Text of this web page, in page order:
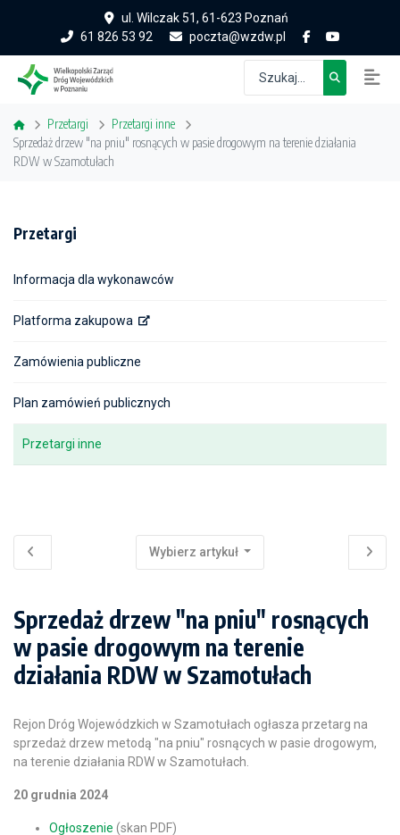
ul. Wilczak 51, 61-623 Poznań
61 826 53 92
poczta@wzdw.pl
Przetargi
Przetargi inne
Sprzedaż drzew "na pniu" rosnących w pasie drogowym na terenie działania
RDW w Szamotułach
Przetargi
Informacja dla wykonawców
Platforma zakupowa
Zamówienia publiczne
Plan zamówień publicznych
Przetargi inne
Wybierz artykuł
Sprzedaż drzew "na pniu" rosnących
w pasie drogowym na terenie
działania RDW w Szamotułach
Rejon Dróg Wojewódzkich w Szamotułach ogłasza przetarg na
sprzedaż drzew metodą "na pniu" rosnących w pasie drogowym,
na terenie działania RDW w Szamotułach.
20 grudnia 2024
Ogłoszenie (skan PDF)